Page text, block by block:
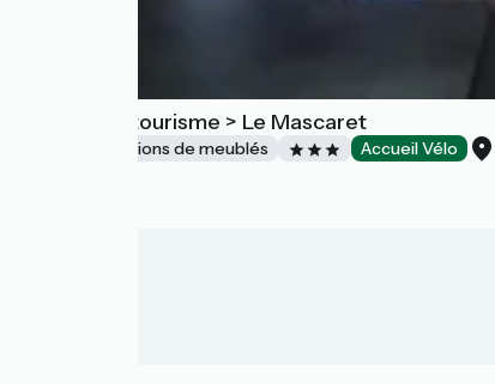
Meublé de tourisme > Le Mascaret
Gîtes et locations de meublés Accueil Vélo